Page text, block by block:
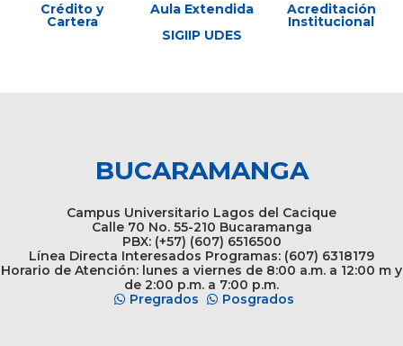
Crédito y
Cartera
Aula Extendida
SIGIIP UDES
Acreditación
Institucional
BUCARAMANGA
Campus Universitario Lagos del Cacique
Calle 70 No. 55-210 Bucaramanga
PBX: (+57) (607) 6516500
Línea Directa Interesados Programas: (607) 6318179
Horario de Atención: lunes a viernes de 8:00 a.m. a 12:00 m y
de 2:00 p.m. a 7:00 p.m.
Pregrados
Posgrados